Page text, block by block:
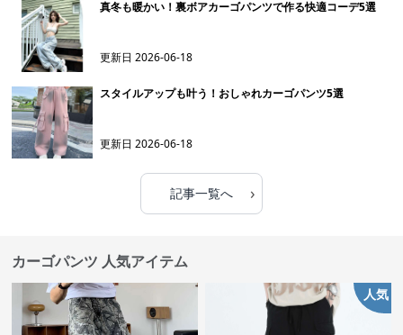
真冬も暖かい！裏ボアカーゴパンツで作る快適コーデ5選
更新日2026-06-18
スタイルアップも叶う！おしゃれカーゴパンツ5選
更新日2026-06-18
記事一覧へ ›
カーゴパンツ 人気アイテム
人気